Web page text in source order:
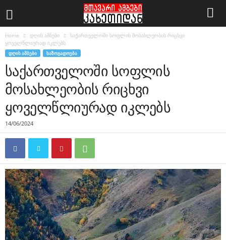
Home დღის ამბები
საქართველოში სოფლის მოსახლეობის რიცხვი
ყოველწლიურად იკლებს
ᲓᲦᲘᲡ ᲐᲛᲑᲔᲑᲘ ᲡᲐᲖᲝᲒᲐᲓᲝᲔᲑᲐ
საქართველოში სოფლის
მოსახლეობის რიცხვი
ყოველწლიურად იკლებს
14/06/2024